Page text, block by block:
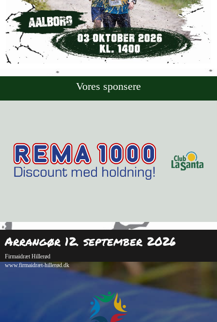
Vores sponsere
Arrangør 12. september 2026
Firmaidræt Hillerød
www.firmaidræt-hillerød.dk